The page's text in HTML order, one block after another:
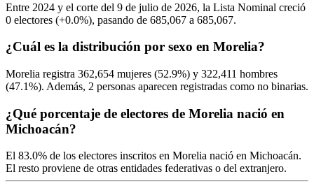
Entre 2024 y el corte del 9 de julio de 2026, la Lista Nominal creció
0 electores (+0.0%), pasando de 685,067 a 685,067.
¿Cuál es la distribución por sexo en Morelia?
Morelia registra 362,654 mujeres (52.9%) y 322,411 hombres
(47.1%). Además, 2 personas aparecen registradas como no binarias.
¿Qué porcentaje de electores de Morelia nació en
Michoacán?
El 83.0% de los electores inscritos en Morelia nació en Michoacán.
El resto proviene de otras entidades federativas o del extranjero.